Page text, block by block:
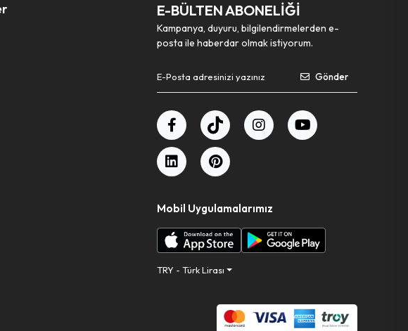
E-BÜLTEN ABONELİĞİ
Kampanya, duyuru, bilgilendirmelerden e-
posta ile haberdar olmak istiyorum.
Gönder
Mobil Uygulamalarımız
TRY - Türk Lirası